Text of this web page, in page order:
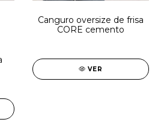
Canguro oversize de frisa
CORE cemento
VER